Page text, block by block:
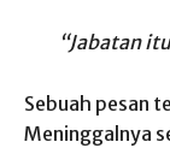
“Jabatan
Sebuah pesan
Meninggalnya